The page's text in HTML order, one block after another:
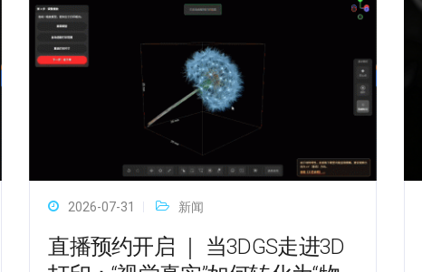
2026-07-31 新闻
直播预约开启 ｜ 当3DGS走进3D